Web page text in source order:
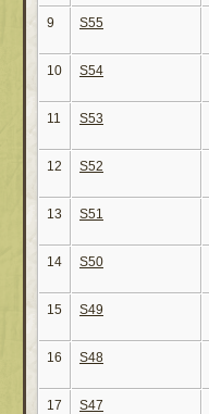
9 S55
10 S54
11 S53
12 S52
13 S51
14 S50
15 S49
16 S48
17 S47